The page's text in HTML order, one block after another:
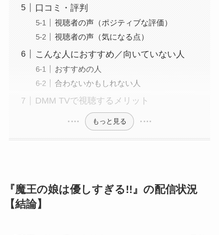
口コミ・評判
視聴者の声（ポジティブな評価）
視聴者の声（気になる点）
こんな人におすすめ／向いていない人
おすすめの人
合わないかもしれない人
DMM TVで視聴するメリット
もっと見る
『魔王の娘は優しすぎる!!』の配信状況
【結論】